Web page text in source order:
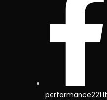
performance221.lt